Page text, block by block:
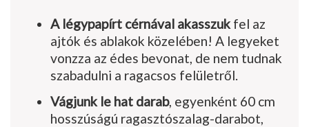
A légypapírt cérnával akasszuk fel az
ajtók és ablakok közelében! A legyeket
vonzza az édes bevonat, de nem tudnak
szabadulni a ragacsos felületről.
Vágjunk le hat darab, egyenként 60 cm
hosszúságú ragasztószalag-darabot,